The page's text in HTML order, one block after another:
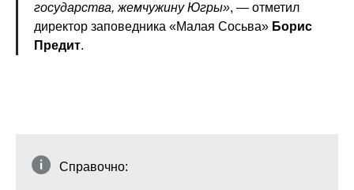
государства, жемчужину Югры», — отметил
директор заповедника «Малая Сосьва» Борис
Предит.
Справочно: